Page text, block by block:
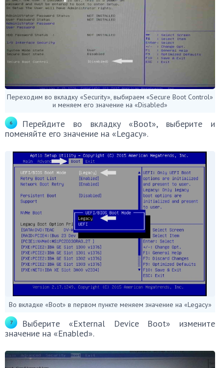
Переходим во вкладку «Security», выбираем «Secure Boot Control»
и меняем его значение на «Disabled»
Перейдите во вкладку «Boot», выберите и
поменяйте его значение на «Legacy».
Во вкладке «Boot» в первом пункте меняем значение на «Legacy»
Выберите «External Device Boot» измените
значение на «Enabled».